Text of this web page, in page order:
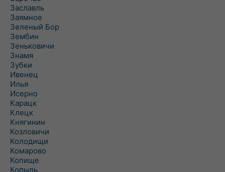
Заславль
Заямное
Зеленый Бор
Зембин
Зеньковичи
Знамя
Зубки
Ивенец
Илья
Исерно
Карацк
Клецк
Княгинин
Козловичи
Колодищи
Комарово
Копище
Копыль